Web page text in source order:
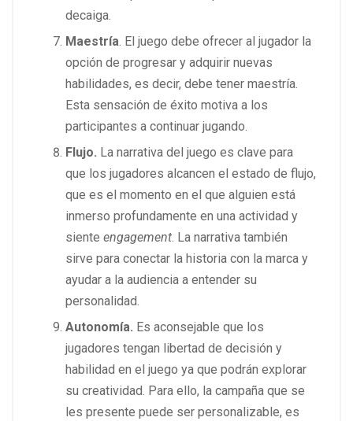
decaiga.
Maestría. El juego debe ofrecer al jugador la
opción de progresar y adquirir nuevas
habilidades, es decir, debe tener maestría.
Esta sensación de éxito motiva a los
participantes a continuar jugando.
Flujo. La narrativa del juego es clave para
que los jugadores alcancen el estado de flujo,
que es el momento en el que alguien está
inmerso profundamente en una actividad y
siente engagement. La narrativa también
sirve para conectar la historia con la marca y
ayudar a la audiencia a entender su
personalidad.
Autonomía. Es aconsejable que los
jugadores tengan libertad de decisión y
habilidad en el juego ya que podrán explorar
su creatividad. Para ello, la campaña que se
les presente puede ser personalizable, es